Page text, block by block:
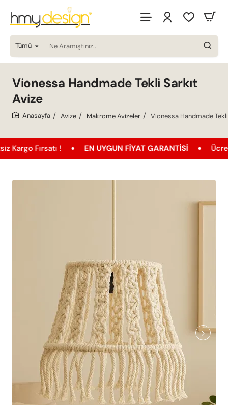
Tümü
Ne
Aramıştınız..
Vionessa Handmade Tekli Sarkıt
Avize
Avize Makrome Avizeler Vionessa Handmade
! EN UYGUN FIYAT GARANTISI Ücretsiz